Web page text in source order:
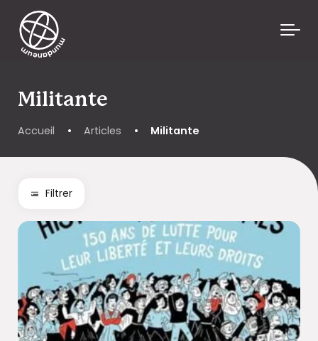
Skip to main content
Militante
Accueil • Articles • Militante
Filtrer